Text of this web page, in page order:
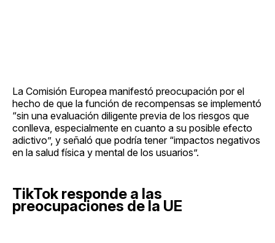
La Comisión Europea manifestó preocupación por el
hecho de que la función de recompensas se implementó
“sin una evaluación diligente previa de los riesgos que
conlleva, especialmente en cuanto a su posible efecto
adictivo”, y señaló que podría tener “impactos negativos
en la salud física y mental de los usuarios”.
TikTok responde a las
preocupaciones de la UE